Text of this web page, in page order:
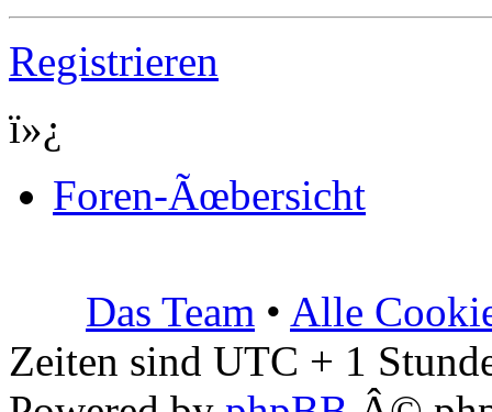
Registrieren
ï»¿
Foren-Ãœbersicht
Das Team • Alle
Zeiten sind UTC + 1